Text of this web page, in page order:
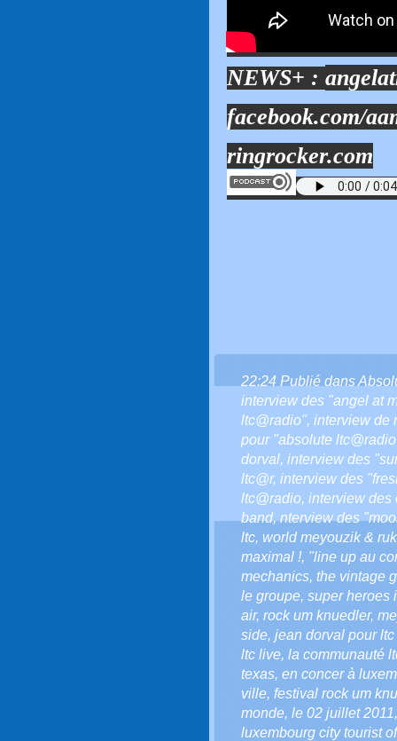
NEWS+ :
facebook.com/
ringrocker.com
22:24 Publié dans
interview des "angel at
ltc@radio", interview de
pour "absolute
dorval, interview des
ltc@r, interview des
ltc@radio, interview des
band,nterview des
ltc, world meyouzik &
maximal !, "line up au
mechanics, the vintage
le groupe, super heroes
air, rock um knuedler,
side, jean dorval pour
ltc live, la communauté
texas, en concer à
ville, festival rock um
monde, le 02 juillet 2011
luxembourg city tourist